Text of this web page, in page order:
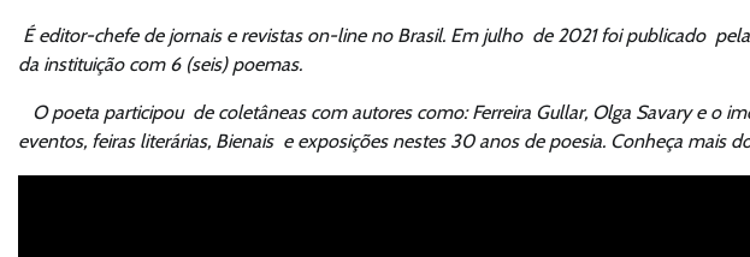
É editor-chefe de jornais e revistas on-line no Brasil. Em julho de 2021 foi publicado
da instituição com 6 (seis) poemas.
O poeta participou de coletâneas com autores como: Ferreira Gullar, Olga Savary e o
eventos, feiras literárias, Bienais e exposições nestes 30 anos de poesia. Conheça mais